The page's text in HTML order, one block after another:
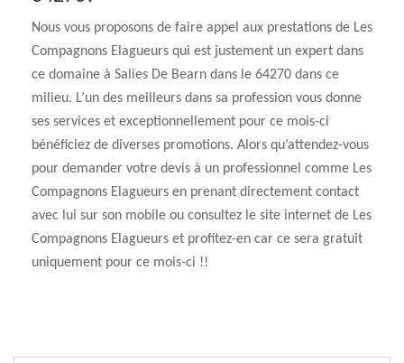
Nous vous proposons de faire appel aux prestations de Les
Compagnons Elagueurs qui est justement un expert dans
ce domaine à Salies De Bearn dans le 64270 dans ce
milieu. L’un des meilleurs dans sa profession vous donne
ses services et exceptionnellement pour ce mois-ci
bénéficiez de diverses promotions. Alors qu’attendez-vous
pour demander votre devis à un professionnel comme Les
Compagnons Elagueurs en prenant directement contact
avec lui sur son mobile ou consultez le site internet de Les
Compagnons Elagueurs et profitez-en car ce sera gratuit
uniquement pour ce mois-ci !!